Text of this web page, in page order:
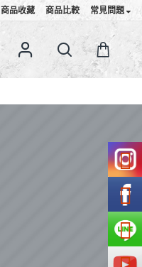
商品收藏 商品比較 常見問題